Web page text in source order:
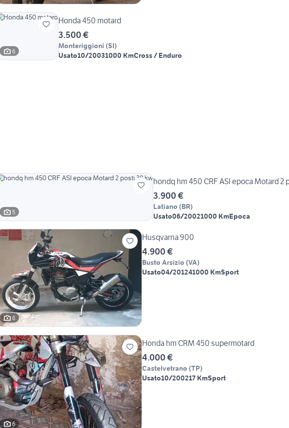
6
Honda 450 motard
3.500 €
Monteriggioni (SI)
Usato10/20031000 KmCross / Enduro
5
hondq hm 450 CRF ASI epoca Motard 2
3.900 €
Latiano (BR)
Usato06/20021000 KmEpoca
6
Husqvarna 900
4.900 €
Busto Arsizio (VA)
Usato04/201241000 KmSport
6
Honda hm CRM 450 supermotard
4.000 €
Castelvetrano (TP)
Usato10/200217 KmSport